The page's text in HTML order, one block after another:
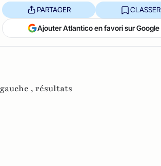
PARTAGER CLASSER
Ajouter Atlantico en favori sur Google
gauche , résultats